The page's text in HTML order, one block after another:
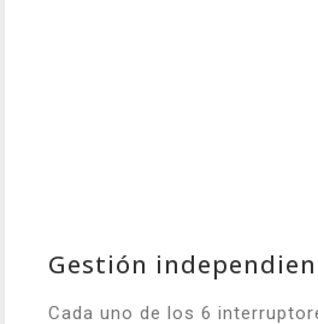
Gestión
Cada uno de los 6